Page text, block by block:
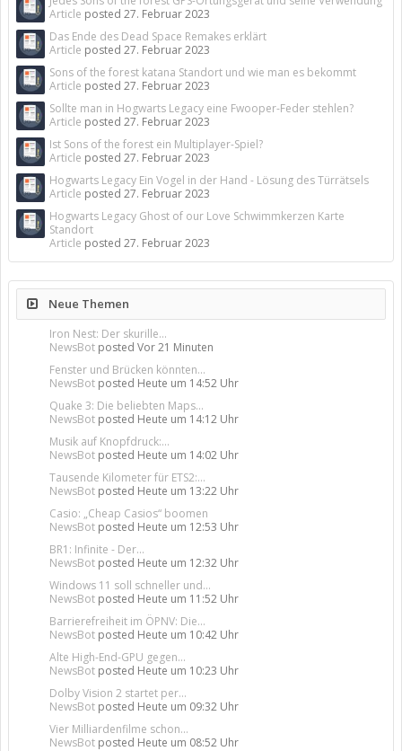
Article posted 27. Februar 2023
Das Ende des Dead Space Remakes erklärt
Article posted 27. Februar 2023
Sons of the forest katana Standort und wie man es bekommt
Article posted 27. Februar 2023
Sollte man in Hogwarts Legacy eine Fwooper-Feder stehlen?
Article posted 27. Februar 2023
Ist Sons of the forest ein Multiplayer-Spiel?
Article posted 27. Februar 2023
Hogwarts Legacy Ein Vogel in der Hand - Lösung des Türrätsels
Article posted 27. Februar 2023
Hogwarts Legacy Ghost of our Love Schwimmkerzen Karte
Standort
Article posted 27. Februar 2023
Neue Themen
Iron Nest: Der skurille...
NewsBot posted Vor 21 Minuten
Fenster und Brücken könnten...
NewsBot posted Heute um 14:52 Uhr
Quake 3: Die beliebten Maps...
NewsBot posted Heute um 14:12 Uhr
Musik auf Knopfdruck:...
NewsBot posted Heute um 14:02 Uhr
Tausende Kilometer für ETS2:...
NewsBot posted Heute um 13:22 Uhr
Casio: „Cheap Casios“ boomen
NewsBot posted Heute um 12:53 Uhr
BR1: Infinite - Der...
NewsBot posted Heute um 12:32 Uhr
Windows 11 soll schneller und...
NewsBot posted Heute um 11:52 Uhr
Barrierefreiheit im ÖPNV: Die...
NewsBot posted Heute um 10:42 Uhr
Alte High-End-GPU gegen...
NewsBot posted Heute um 10:23 Uhr
Dolby Vision 2 startet per...
NewsBot posted Heute um 09:32 Uhr
Vier Milliardenfilme schon...
NewsBot posted Heute um 08:52 Uhr